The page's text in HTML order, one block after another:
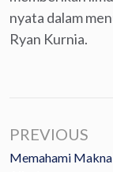
nyata dalam
Ryan Kurnia.
PREVIOUS
Memahami